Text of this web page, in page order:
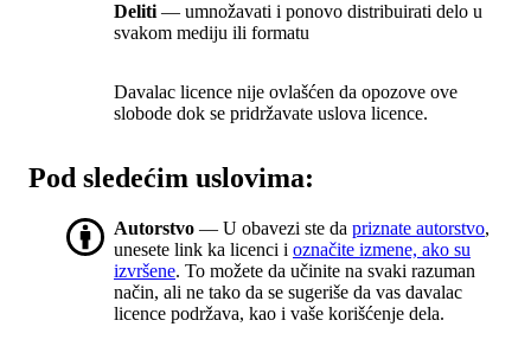
Deliti — umnožavati i ponovo distribuirati delo u
svakom mediju ili formatu
Davalac licence nije ovlašćen da opozove ove
slobode dok se pridržavate uslova licence.
Pod sledećim uslovima:
Autorstvo — U obavezi ste da priznate autorstvo,
unesete link ka licenci i označite izmene, ako su
izvršene. To možete da učinite na svaki razuman
način, ali ne tako da se sugeriše da vas davalac
licence podržava, kao i vaše korišćenje dela.